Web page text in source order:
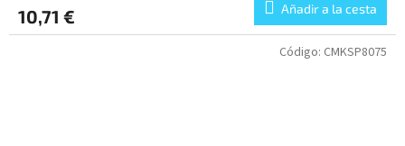
10,71 € Añadir a la cesta
Código: CMKSP8075